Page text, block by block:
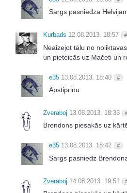
Sargs pasniedza
Kurbads 12.08.2013. 18:57 #
Neaizejot tālu no
un pieteicās uz Mačeti un
e35 13.08.2013. 18:40 #
Apstiprinu
Zveraboj 13.08.2013. 18:33
Brendons piesakās uz
e35 13.08.2013. 18:42 #
Sargs pasniedz
Zveraboj 14.08.2013. 19:51